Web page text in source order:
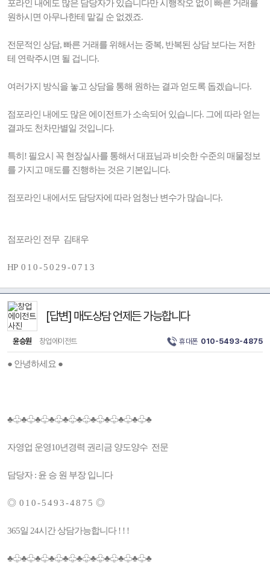
포라인 내에도 많은 담당자가 있습니다만 시행착오 없이 빠른 거래를
원하시면 아무나한테 맡길 순 없겠죠.
전문적인 상담, 빠른 거래를 위해서는 중복, 반복된 상담 보다는 저한
테 연락주시면 될 겁니다.
여러가지 방식을 놓고 상담을 통해 원하는 결과 얻도록 돕겠습니다.
점포라인 내에도 많은 에이전트가 소속되어 있습니다. 그에 따라 얻는
결과도 천차만별일 것입니다.
특히! 필요시 꼭 현장실사를 통해서 대표님과 비슷한 수준의 매물정보
를 가지고 매도를 진행하는 것은 기본입니다.
점포라인 내에서도 담당자에 따라 엄청난 변수가 많습니다.
점포라인 전무 김태우
HP 0 1 0 - 5 0 2 9 - 0 7 1 3
[답변] 매도상담 언제든 가능합니다
윤승원 창업에이전트 휴대폰 010-5493-4875
● 안녕하세요 ●
♣♧♣♧♣♧♣♧♣♧♣♧♣♧♣♧♣♧♣♧♣
자영업 운영10년경력 권리금 양도양수 전문
담당자 : 윤 승 원 부장 입니다
◎ 0 1 0 - 5 4 9 3 - 4 8 7 5 ◎
365일 24시간 상담가능합니다 ! ! !
♣♧♣♧♣♧♣♧♣♧♣♧♣♧♣♧♣♧♣♧♣